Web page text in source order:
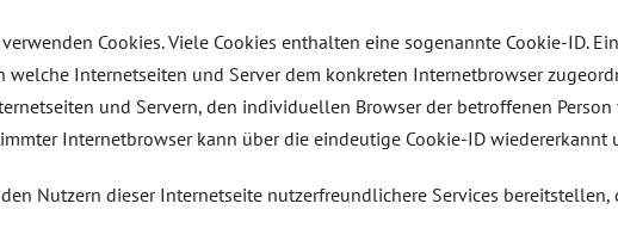
Cookies. Viele Cookies enthalten eine sogenannte Cookie-ID.
welche Internetseiten und Server dem konkreten Internetbrowser
und Servern, den individuellen Browser der betroffenen
Internetbrowser kann über die eindeutige Cookie-ID
Nutzern dieser Internetseite nutzerfreundlichere Services